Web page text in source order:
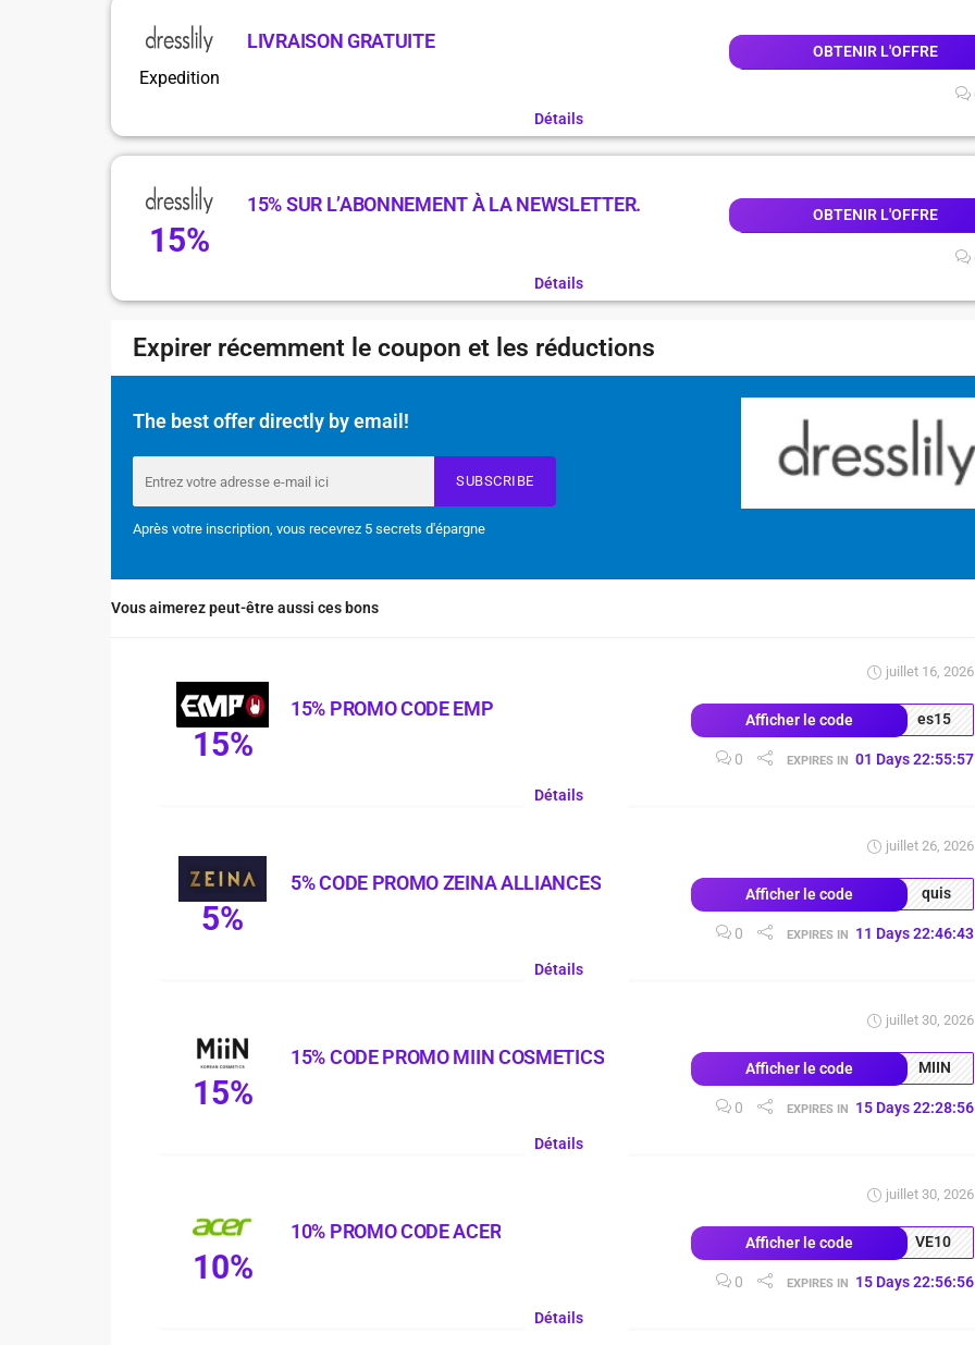
Expedition
LIVRAISON GRATUITE OBTENIR L'OFFRE
Détails
15%
15% SUR L’ABONNEMENT À LA NEWSLETTER. OBTENIR L'OFFRE
Détails
Expirer récemment le coupon et les réductions
The best offer directly by email!
SUBSCRIBE
Après votre inscription, vous recevrez 5 secrets d'épargne
Vous aimerez peut-être aussi ces bons
15%
15% PROMO CODE EMP
juillet 16, 2026
Afficher le code es15
0 EXPIRES IN 01 Days 22:55:56
Détails
5%
5% CODE PROMO ZEINA ALLIANCES
juillet 26, 2026
Afficher le code quis
0 EXPIRES IN 11 Days 22:46:42
Détails
15%
15% CODE PROMO MIIN COSMETICS
juillet 30, 2026
Afficher le code MIIN
0 EXPIRES IN 15 Days 22:28:55
Détails
10%
10% PROMO CODE ACER
juillet 30, 2026
Afficher le code VE10
0 EXPIRES IN 15 Days 22:56:55
Détails